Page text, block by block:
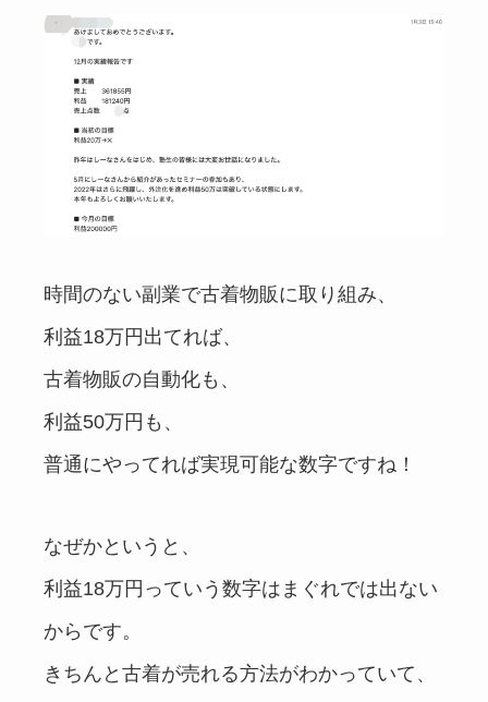
時間のない副業で古着物販に取り組み、
利益18万円出てれば、
古着物販の自動化も、
利益50万円も、
普通にやってれば実現可能な数字ですね！
なぜかというと、
利益18万円っていう数字はまぐれでは出ない
からです。
きちんと古着が売れる方法がわかっていて、